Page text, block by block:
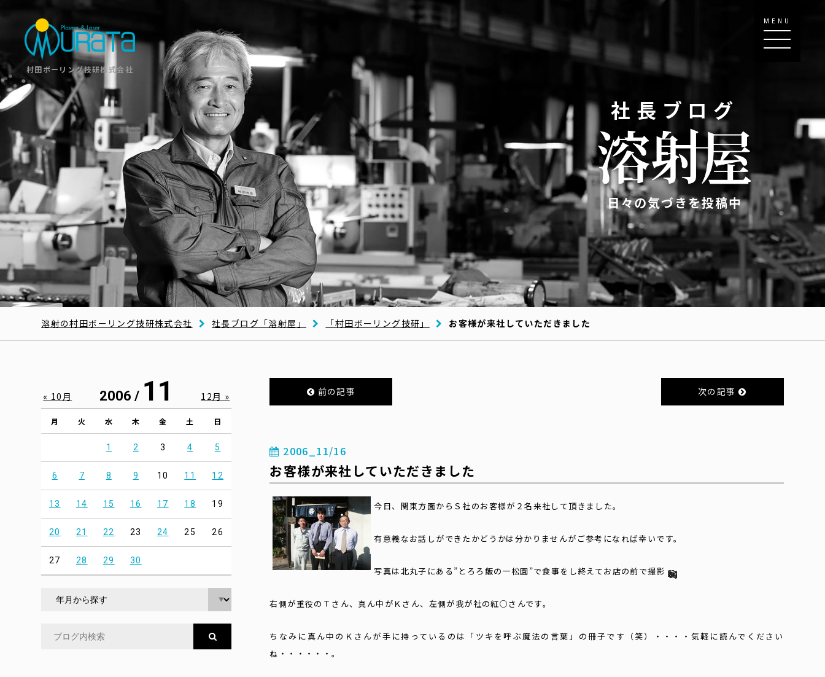
村田ボーリング技研株式会社
MENU
社長ブログ
日々の気づきを投稿中
溶射の村田ボーリング技研株式会社 社長ブログ「溶射屋」 「村田ボーリング技研」 お客様が来社していただきました
前の記事 次の記事
2006_11/16
お客様が来社していただきました
今日、関東方面からＳ社のお客様が２名来社して頂きました。
有意義なお話しができたかどうかは分かりませんがご参考になれば幸いです。
写真は北丸子にある”とろろ飯の一松園”で食事をし終えてお店の前で撮影
右側が重役のＴさん、真ん中がＫさん、左側が我が社の紅○さんです。
ちなみに真ん中のＫさんが手に持っているのは「ツキを呼ぶ魔法の言葉」の冊子です（笑）・・・・気軽に読んでください
ね・・・・・・。
2006 / 11
月 火 水 木 金 土 日
1 2 3 4 5
6 7 8 9 10 11 12
13 14 15 16 17 18 19
20 21 22 23 24 25 26
27 28 29 30
« 10月 12月 »